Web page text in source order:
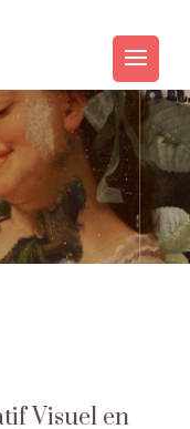
Visuel en